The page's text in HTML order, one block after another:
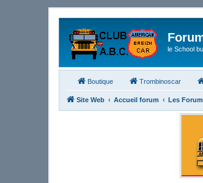
le School
Boutique Trombinoscar
Site Web Accueil forum Les